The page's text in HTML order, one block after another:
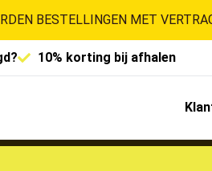
BESTELLINGEN MET
10% korting bij afhalen